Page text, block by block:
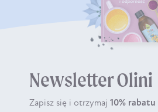
Newsletter Olini
Zapisz się i otrzymaj 10% rabatu